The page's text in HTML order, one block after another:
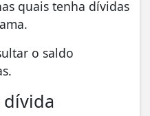
quais tenha dívidas
o saldo
dívida